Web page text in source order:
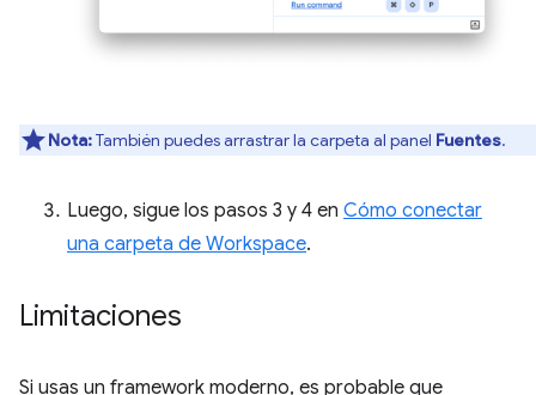
Nota:También puedes arrastrar la carpeta al panel Fuentes.
Luego, sigue los pasos 3 y 4 en Cómo conectar
una carpeta de Workspace.
Limitaciones
Si usas un framework moderno, es probable que